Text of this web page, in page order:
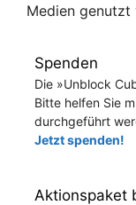
Medien genutzt
Spenden
Die »Unblock
Bitte helfen Sie
durchgeführt
Jetzt spenden!
Aktionspaket